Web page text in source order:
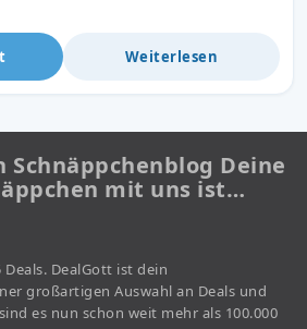
Weiterlesen
Schnäppchenblog Deine
mit uns ist…
DealGott ist dein
großartigen Auswahl an Deals und
es nun schon weit mehr als 100.000